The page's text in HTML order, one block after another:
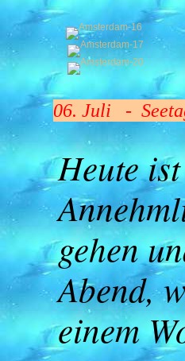
06. Juli -
Heute
gehen
Abend,
einem